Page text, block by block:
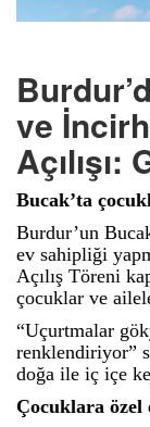
ve
Bucak’ta
Burdur’un
ev sahipliği
Açılış Töreni
çocuklar ve
“Uçurtmalar
renklendiriyor”
doğa ile iç içe
Çocuklara özel